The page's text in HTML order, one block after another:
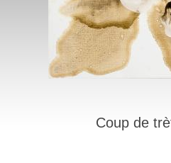
Coup de